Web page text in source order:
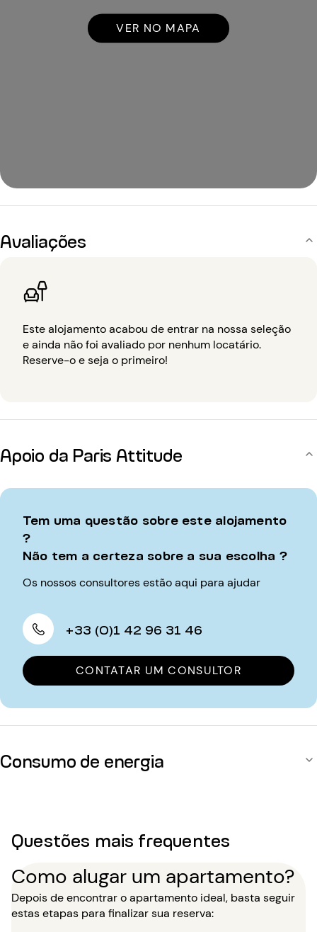
VER NO MAPA
Avaliações
Este alojamento acabou de entrar na nossa seleção
e ainda não foi avaliado por nenhum locatário.
Reserve-o e seja o primeiro!
Apoio da Paris Attitude
Tem uma questão sobre este alojamento
?
Não tem a certeza sobre a sua escolha ?
Os nossos consultores estão aqui para ajudar
+33 (0)1 42 96 31 46
CONTATAR UM CONSULTOR
Consumo de energia
Questões mais frequentes
Como alugar um apartamento?
Depois de encontrar o apartamento ideal, basta seguir
estas etapas para finalizar sua reserva: